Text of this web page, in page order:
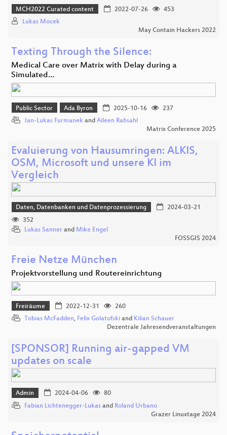
MCH2022 Curated content 2022-07-26
453
Lukas Mocek
May Contain Hackers 2022
Texting Through the Silence:
Medical Care over Matrix with Delay during a
Simulated…
Public Sector Ada Byron 2025-10-16
237
Jan-Lukas Furmanek and Aileen Rabsahl
Matrix Conference 2025
Evaluierung von Hausumringen: ALKIS,
OSM, Microsoft und unsere KI im
Vergleich
Daten, Datenbanken und Datenprozessierung
2024-03-21
352
Lukas Sanner and Mike Engel
FOSSGIS 2024
Freie Netze München
Projektvorstellung und Routereinrichtung
Freiräume 2022-12-31
260
Tobias McFadden, Felix Golatofski and Kilian Schauer
Dezentrale Jahresendveranstaltungen
[SPONSOR] Running air-gapped VM
updates on scale
Admin 2024-04-06
80
Fabian Lichtenegger-Lukas and Roland Urbano
Grazer Linuxtage 2024